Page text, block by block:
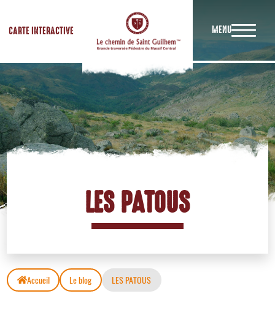
CARTE INTERACTIVE MENU
LES PATOUS
Accueil Le blog LES PATOUS